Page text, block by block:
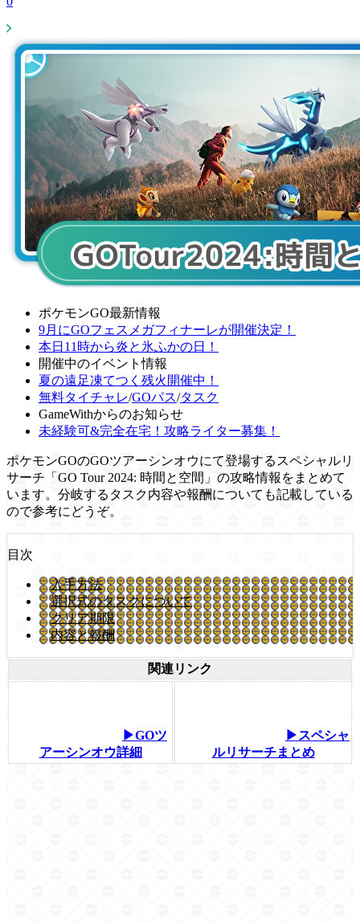
ポケモンGO最新情報
9月にGOフェスメガフィナーレが開催決定！
本日11時から炎と氷ふかの日！
開催中のイベント情報
夏の遠足凍てつく残火開催中！
無料タイチャレ/GOパス/タスク
GameWithからのお知らせ
未経験可&完全在宅！攻略ライター募集！
ポケモンGOのGOツアーシンオウにて登場するスペシャルリ
サーチ「GO Tour 2024: 時間と空間」の攻略情報をまとめて
います。分岐するタスク内容や報酬についても記載している
ので参考にどうぞ。
目次
入手方法
選択式のタスクについて
クリア期限
内容と報酬
関連リンク
▶GOツ
アーシンオウ詳細
▶スペシャ
ルリサーチまとめ